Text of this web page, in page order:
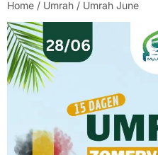
Home / Umrah / Umrah June